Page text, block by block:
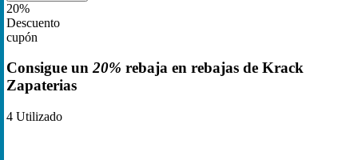
20%
Descuento
cupón
Consigue un20% rebaja en rebajas de Krack
Zapaterias
4 Utilizado